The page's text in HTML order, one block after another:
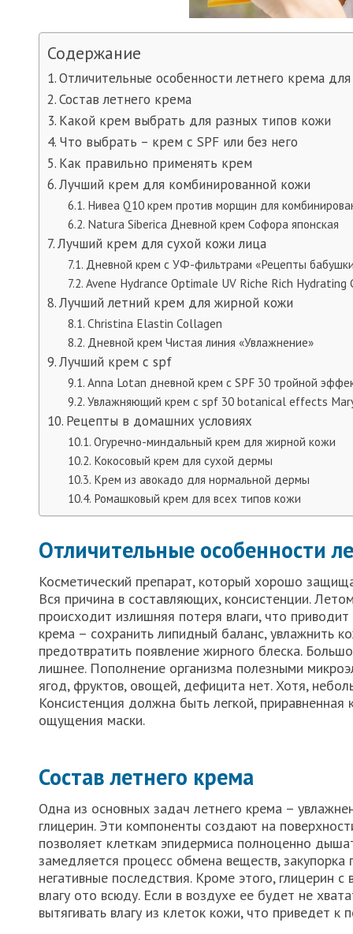
Содержание
Отличительные особенности летнего крема
Состав летнего крема
Какой крем выбрать для разных типов кожи
Что выбрать – крем с SPF или без него
Как правильно применять крем
Лучший крем для комбинированной кожи
Нивеа Q10 крем против морщин для
Natura Siberica Дневной крем Софора японская
Лучший крем для сухой кожи лица
Дневной крем с УФ-фильтрами «Рецепты
Avene Hydrance Optimale UV Riche Rich
Лучший летний крем для жирной кожи
Christina Elastin Collagen
Дневной крем Чистая линия «Увлажнение»
Лучший крем с spf
Anna Lotan дневной крем с SPF 30 тройной
Увлажняющий крем с spf 30 botanical effects
Рецепты в домашних условиях
Огуречно-миндальный крем для жирной кожи
Кокосовый крем для сухой дермы
Крем из авокадо для нормальной дермы
Ромашковый крем для всех типов кожи
Отличительные особенности
Косметический препарат, который хорошо
Вся причина в составляющих, консистенции.
происходит излишняя потеря влаги, что
крема – сохранить липидный баланс, увлажнить
предотвратить появление жирного блеска.
лишнее. Пополнение организма полезными
ягод, фруктов, овощей, дефицита нет. Хотя,
Консистенция должна быть легкой,
ощущения маски.
Состав летнего крема
Одна из основных задач летнего крема –
глицерин. Эти компоненты создают на
позволяет клеткам эпидермиса полноценно
замедляется процесс обмена веществ, закупорка
негативные последствия. Кроме этого, глицерин
влагу ото всюду. Если в воздухе ее будет не
вытягивать влагу из клеток кожи, что приведет к